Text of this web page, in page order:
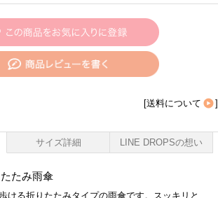
[送料について ]
サイズ詳細 LINE DROPSの想い
たみ雨傘
ける折りたたみタイプの雨傘です。スッキリと